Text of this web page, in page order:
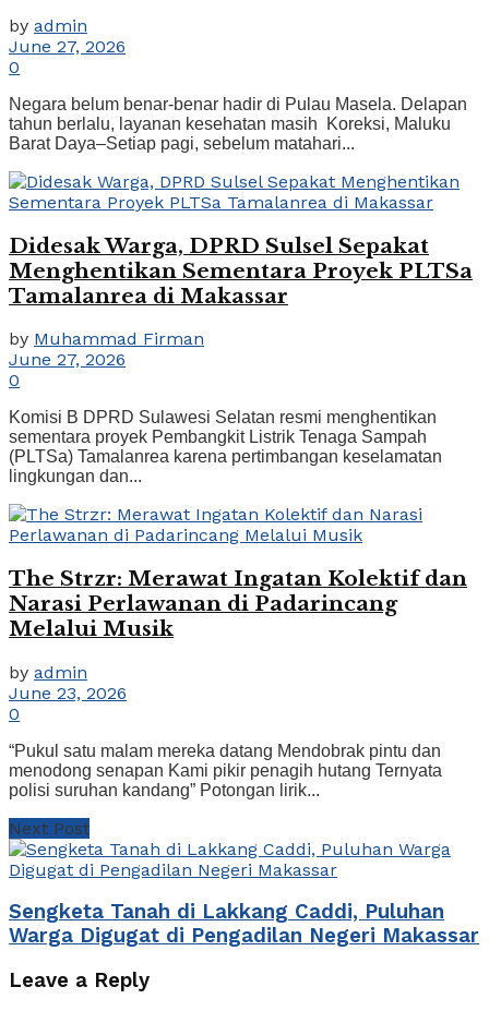
by admin
June 27, 2026
0
Negara belum benar-benar hadir di Pulau Masela. Delapan
tahun berlalu, layanan kesehatan masih Koreksi, Maluku
Barat Daya–Setiap pagi, sebelum matahari...
Didesak Warga, DPRD Sulsel Sepakat
Menghentikan Sementara Proyek PLTSa
Tamalanrea di Makassar
by Muhammad Firman
June 27, 2026
0
Komisi B DPRD Sulawesi Selatan resmi menghentikan
sementara proyek Pembangkit Listrik Tenaga Sampah
(PLTSa) Tamalanrea karena pertimbangan keselamatan
lingkungan dan...
The Strzr: Merawat Ingatan Kolektif dan
Narasi Perlawanan di Padarincang
Melalui Musik
by admin
June 23, 2026
0
“Pukul satu malam mereka datang Mendobrak pintu dan
menodong senapan Kami pikir penagih hutang Ternyata
polisi suruhan kandang” Potongan lirik...
Next Post
Sengketa Tanah di Lakkang Caddi, Puluhan
Warga Digugat di Pengadilan Negeri Makassar
Leave a Reply